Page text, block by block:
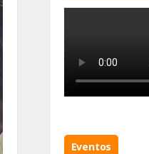
Eventos